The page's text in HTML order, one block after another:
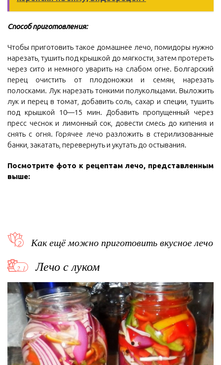
Способ приготовления:
Чтобы приготовить такое домашнее лечо, помидоры нужно
нарезать, тушить под крышкой до мягкости, затем протереть
через сито и немного уварить на слабом огне. Болгарский
перец очистить от плодоножки и семян, нарезать
полосками. Лук нарезать тонкими полукольцами. Выложить
лук и перец в томат, добавить соль, сахар и специи, тушить
под крышкой 10—15 мин. Добавить пропущенный через
пресс чеснок и лимонный сок, довести смесь до кипения и
снять с огня. Горячее лечо разложить в стерилизованные
банки, закатать, перевернуть и укутать до остывания.
Посмотрите фото к рецептам лечо, представленным
выше:
Как ещё можно приготовить вкусное лечо
Лечо с луком